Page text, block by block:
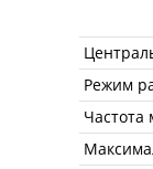
Режим
Частота